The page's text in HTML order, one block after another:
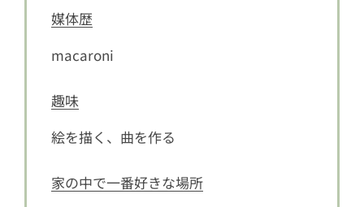
媒体歴
macaroni
趣味
絵を描く、曲を作る
家の中で一番好きな場所